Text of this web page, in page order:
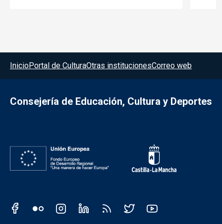
Menú del pie
InicioPortal de CulturaOtras institucionesCorreo web
Consejería de Educación, Cultura y Deportes
Redes sociales JCCM